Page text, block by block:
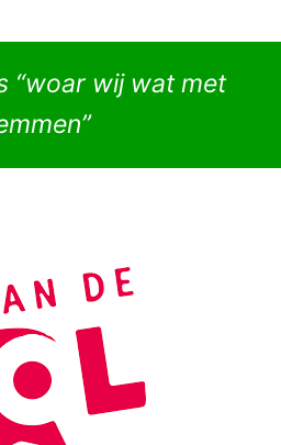
“woar wij wat met